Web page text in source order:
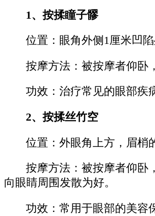
1、按揉瞳子髎
位置：眼角外侧1厘米凹陷
按摩方法：被按摩者仰卧
功效：治疗常见的眼部疾
2、按揉丝竹空
位置：外眼角上方，眉梢
按摩方法：被按摩者仰卧
向眼睛周围发散为好。
功效：常用于眼部的美容